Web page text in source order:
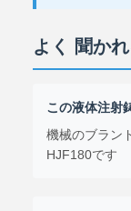
よく 聞か
この液体注射
機械のブラン
HJF180です